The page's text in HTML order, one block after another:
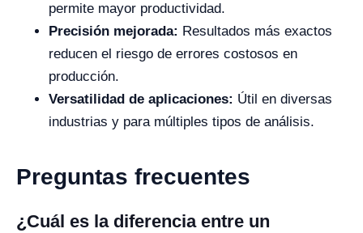
permite mayor productividad.
Precisión mejorada: Resultados más exactos
reducen el riesgo de errores costosos en
producción.
Versatilidad de aplicaciones: Útil en diversas
industrias y para múltiples tipos de análisis.
Preguntas frecuentes
¿Cuál es la diferencia entre un